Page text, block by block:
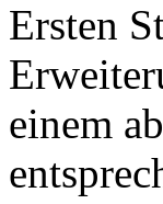
Ersten
einem